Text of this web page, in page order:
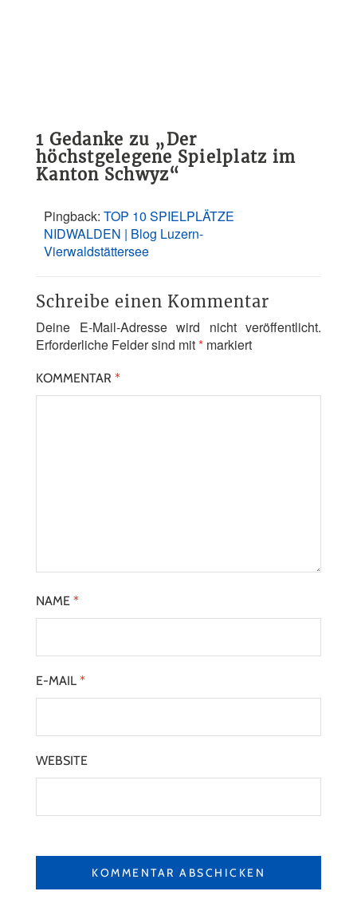
1 Gedanke zu „Der
höchstgelegene Spielplatz im
Kanton Schwyz“
Pingback: TOP 10 SPIELPLÄTZE
NIDWALDEN | Blog Luzern-
Vierwaldstättersee
Schreibe einen Kommentar
Deine E-Mail-Adresse wird nicht veröffentlicht.
Erforderliche Felder sind mit* markiert
KOMMENTAR *
NAME *
E-MAIL *
WEBSITE